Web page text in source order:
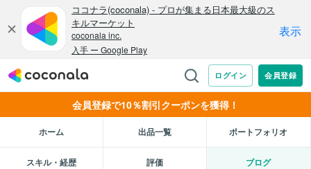
会員登録で10％割引クーポンを獲得！
ホーム 出品一覧 ポートフォリオ
スキル・経歴 評価 ブログ